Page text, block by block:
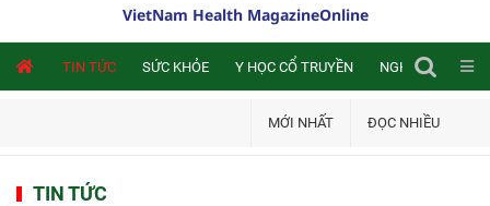
VietNam Health MagazineOnline
TIN TỨC SỨC KHỎE Y HỌC CỔ TRUYỀN NGHIÊN CỨU
MỚI NHẤT ĐỌC NHIỀU
TIN TỨC